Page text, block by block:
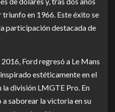
en 1966. Este éxito se
participación destacada de
Ford regresó a Le Mans
estéticamente en el
división LMGTE Pro. En
saborear la victoria en su